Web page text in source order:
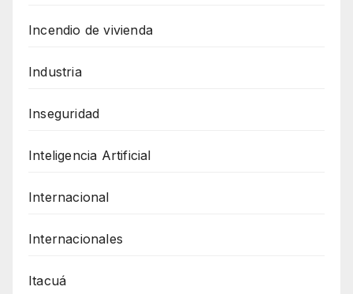
Incendio de vivienda
Industria
Inseguridad
Inteligencia Artificial
Internacional
Internacionales
Itacuá